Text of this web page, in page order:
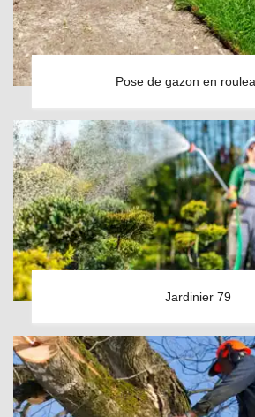
Pose de gazon en
Jardinier 79